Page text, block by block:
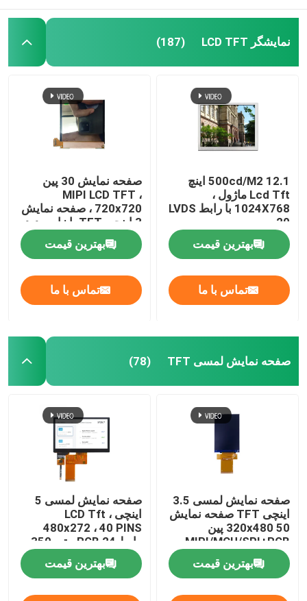
نمایشگر LCD TFT (187)
500cd/M2 12.1 اینچ
Lcd Tft ماژول ،
1024X768 با رابط LVDS
20 پین
بهترین قیمت
تماس با ما
صفحه نمایش 30 پین
MIPI LCD TFT ،
720x720 ، صفحه نمایش
3 اینچی TFT با زاویه دید
آزاد
بهترین قیمت
تماس با ما
صفحه نمایش لمسی TFT (78)
صفحه نمایش لمسی 3.5
اینچی TFT صفحه نمایش
320x480 50 پین
MIPI/MCU/SPI+RGB
بهترین قیمت
صفحه نمایش لمسی 5
اینچی ، LCD Tft
480x272 ، 40 PINS
رابط RGB 24 بیتی 350
CD / M2
بهترین قیمت